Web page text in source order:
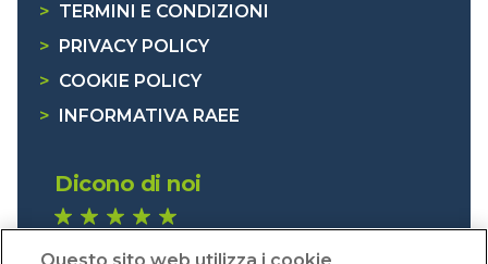
> TERMINI E CONDIZIONI
>
PRIVACY POLICY
> COOKIE POLICY
>
INFORMATIVA RAEE
Dicono di noi